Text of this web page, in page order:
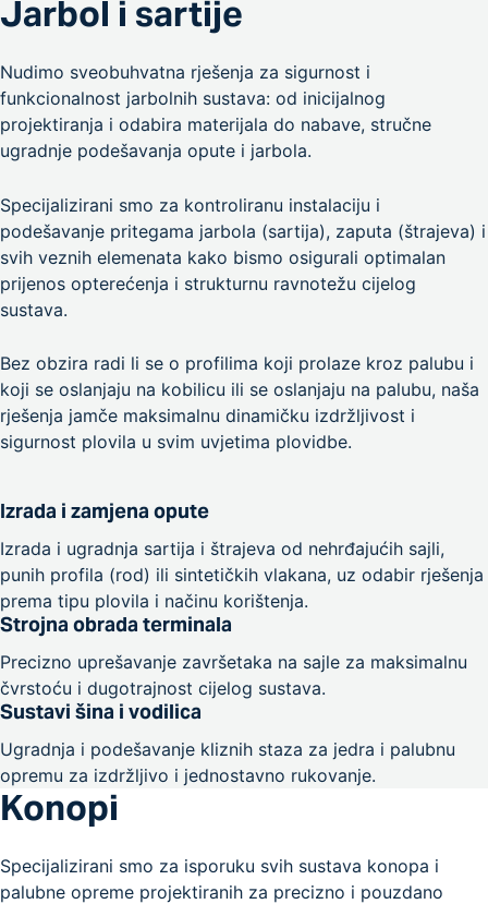
Jarbol i sartije
Nudimo sveobuhvatna rješenja za sigurnost i
funkcionalnost jarbolnih sustava: od inicijalnog
projektiranja i odabira materijala do nabave, stručne
ugradnje podešavanja opute i jarbola.
Specijalizirani smo za kontroliranu instalaciju i
podešavanje pritegama jarbola (sartija), zaputa (štrajeva) i
svih veznih elemenata kako bismo osigurali optimalan
prijenos opterećenja i strukturnu ravnotežu cijelog
sustava.
Bez obzira radi li se o profilima koji prolaze kroz palubu i
koji se oslanjaju na kobilicu ili se oslanjaju na palubu, naša
rješenja jamče maksimalnu dinamičku izdržljivost i
sigurnost plovila u svim uvjetima plovidbe.
Izrada i zamjena opute
Izrada i ugradnja sartija i štrajeva od nehrđajućih sajli,
punih profila (rod) ili sintetičkih vlakana, uz odabir rješenja
prema tipu plovila i načinu korištenja.
Strojna obrada terminala
Precizno uprešavanje završetaka na sajle za maksimalnu
čvrstoću i dugotrajnost cijelog sustava.
Sustavi šina i vodilica
Ugradnja i podešavanje kliznih staza za jedra i palubnu
opremu za izdržljivo i jednostavno rukovanje.
Konopi
Specijalizirani smo za isporuku svih sustava konopa i
palubne opreme projektiranih za precizno i pouzdano